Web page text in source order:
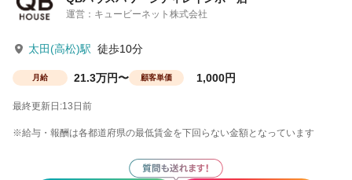
運営：キュービーネット株式会社
太田(高松)駅 徒歩10分
月給 21.3万円〜 顧客単価 1,000円
最終更新日:13日前
※給与・報酬は各都道府県の最低賃金を下回らない金額となっています